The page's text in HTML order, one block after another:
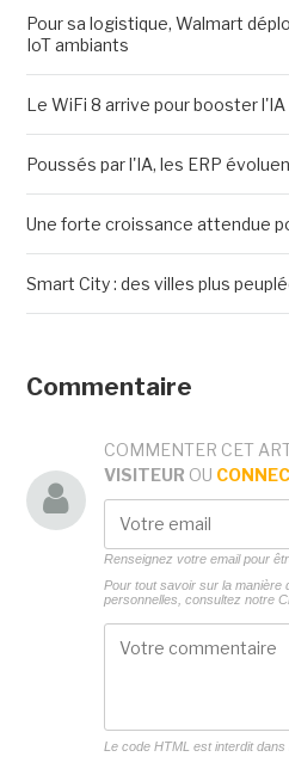
Pour sa logistique, Walmart
IoT ambiants
Le WiFi 8 arrive pour booster l'IA
Poussés par l'IA, les ERP
Une forte croissance attendue
Smart City : des villes plus
Commentaire
COMMENTER CET
VISITEUR OU
Renseignez votre email pour
Pour tout savoir sur la manière
personnelles, consultez notre
Le code HTML est interdit